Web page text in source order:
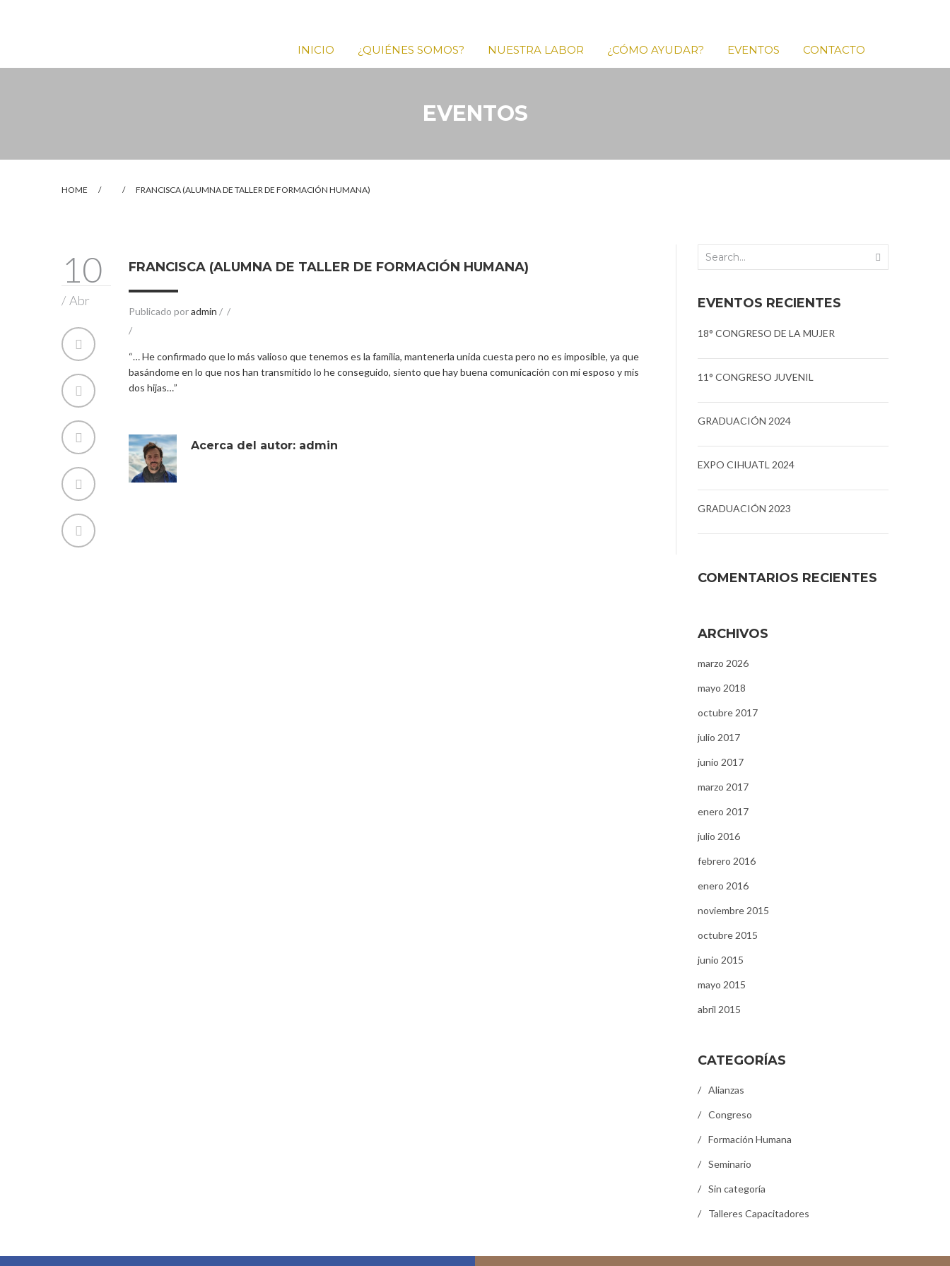
INICIO ¿QUIÉNES SOMOS? NUESTRA LABOR ¿CÓMO AYUDAR? EVENTOS CONTACTO
EVENTOS
HOME / / FRANCISCA (ALUMNA DE TALLER DE FORMACIÓN HUMANA)
10
/ Abr
FRANCISCA (ALUMNA DE TALLER DE FORMACIÓN HUMANA)
Publicado poradmin / /
/
“… He confirmado que lo más valioso que tenemos es la familia, mantenerla unida cuesta pero no es imposible, ya que
basándome en lo que nos han transmitido lo he conseguido, siento que hay buena comunicación con mi esposo y mis
dos hijas…”
Acerca del autor: admin
EVENTOS RECIENTES
18° CONGRESO DE LA MUJER
11° CONGRESO JUVENIL
GRADUACIÓN 2024
EXPO CIHUATL 2024
GRADUACIÓN 2023
COMENTARIOS RECIENTES
ARCHIVOS
marzo 2026
mayo 2018
octubre 2017
julio 2017
junio 2017
marzo 2017
enero 2017
julio 2016
febrero 2016
enero 2016
noviembre 2015
octubre 2015
junio 2015
mayo 2015
abril 2015
CATEGORÍAS
Alianzas
Congreso
Formación Humana
Seminario
Sin categoría
Talleres Capacitadores